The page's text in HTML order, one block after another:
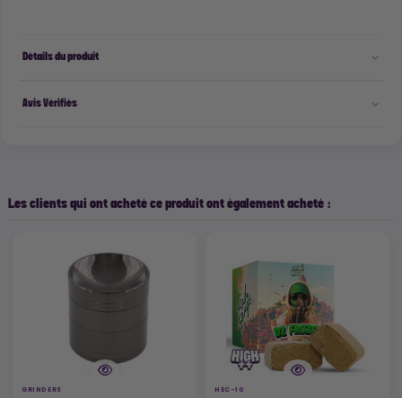
Détails du produit
Avis Vérifiés
Les clients qui ont acheté ce produit ont également acheté :
GRINDERS HEC-10